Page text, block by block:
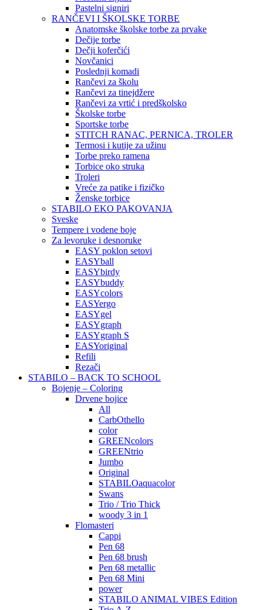
Pastelni signiri
RANČEVI I ŠKOLSKE TORBE
Anatomske školske torbe za prvake
Dečije torbe
Dečji koferčići
Novčanici
Poslednji komadi
Rančevi za školu
Rančevi za tinejdžere
Rančevi za vrtić i predškolsko
Školske torbe
Sportske torbe
STITCH RANAC, PERNICA, TROLER
Termosi i kutije za užinu
Torbe preko ramena
Torbice oko struka
Troleri
Vreće za patike i fizičko
Ženske torbice
STABILO EKO PAKOVANJA
Sveske
Tempere i vodene boje
Za levoruke i desnoruke
EASY poklon setovi
EASYball
EASYbirdy
EASYbuddy
EASYcolors
EASYergo
EASYgel
EASYgraph
EASYgraph S
EASYoriginal
Refili
Rezači
STABILO – BACK TO SCHOOL
Bojenje – Coloring
Drvene bojice
All
CarbOthello
color
GREENcolors
GREENtrio
Jumbo
Original
STABILOaquacolor
Swans
Trio / Trio Thick
woody 3 in 1
Flomasteri
Cappi
Pen 68
Pen 68 brush
Pen 68 metallic
Pen 68 Mini
power
STABILO ANIMAL VIBES Edition